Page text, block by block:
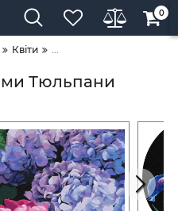
0
Квіти ...
Тюльпани